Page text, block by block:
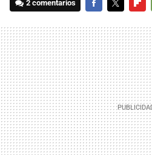
2 comentarios